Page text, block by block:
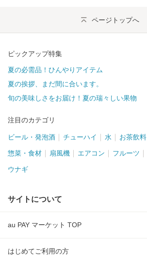
ページトップへ
ピックアップ特集
夏の必需品！ひんやりアイテム
夏の挨拶、まだ間に合います。
旬の美味しさをお届け！夏の瑞々しい果物
注目のカテゴリ
ビール・発泡酒 チューハイ 水 お茶飲料
惣菜・食材 扇風機 エアコン フルーツ
ウナギ
サイトについて
au PAY マーケット TOP
はじめてご利用の方